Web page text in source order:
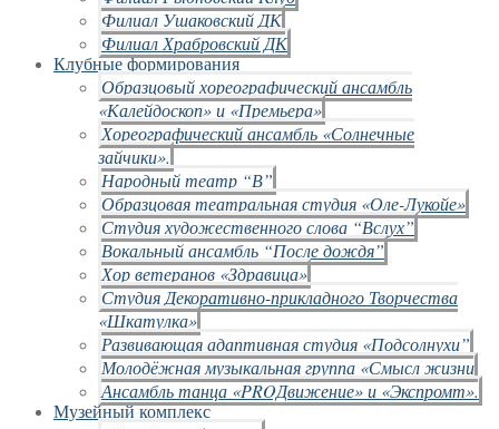
Филиал Ушаковский ДК
Филиал Храбровский ДК
Клубные формирования
Образцовый хореографический ансамбль
«Калейдоскоп» и «Премьера»
Хореографический ансамбль «Солнечные
зайчики».
Народный театр “В”
Образцовая театральная студия «Оле-Лукойе»
Студия художественного слова “Вслух”
Вокальный ансамбль “После дождя”
Хор ветеранов «Здравица»
Студия Декоративно-прикладного Творчества
«Шкатулка»
Развивающая адаптивная студия «Подсолнухи”
Молодёжная музыкальная группа «Смысл жизни
Ансамбль танца «PROДвижение» и «Экспромт».
Музейный комплекс